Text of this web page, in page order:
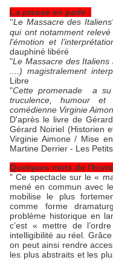
La presse en parle :
“Le Massacre des
qui ont notamment
l’émotion et
dauphiné libéré
"Le Massacre des
....) magistralement
Libre
"Cette promenade a su
truculence, humour
comédienne Virginie
D'après le livre de
Gérard Noiriel (Historien
Virginie Aimone / Mise
Martine Derrier - Les
Quelques mots de
" Ce spectacle sur le «
mené en commun avec
mobilise le plus
comme forme
problème historique en
c’est « mettre de
intelligibilité au réel.
on peut ainsi rendre
les plus abstraits et les